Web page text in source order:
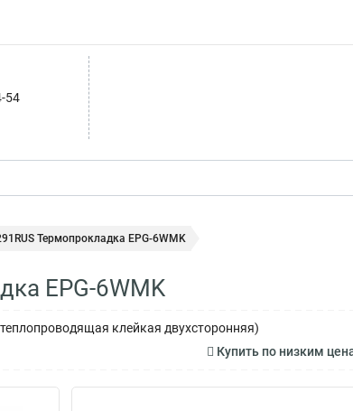
54
Термопрокладка EPG-6WMK
EPG-6WMK
клейкая двухсторонняя)
Купить по низким